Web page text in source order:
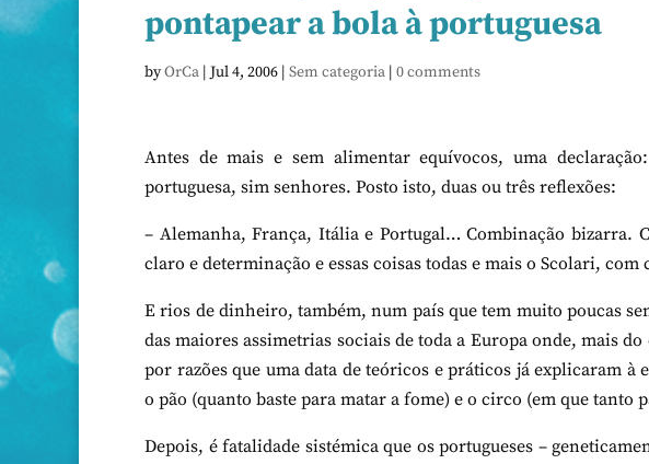
pontapear a bola à portuguesa
byOrCa | Jul 4, 2006 | Sem categoria | 0 comments
Antes de mais e sem alimentar equívocos, uma
portuguesa, sim senhores. Posto isto, duas ou três reflexões:
– Alemanha, França, Itália e Portugal… Combinação bizarra.
claro e determinação e essas coisas todas e mais o Scolari, com
E rios de dinheiro, também, num país que tem muito poucas
das maiores assimetrias sociais de toda a Europa onde, mais
por razões que uma data de teóricos e práticos já explicaram à
o pão (quanto baste para matar a fome) e o circo (em que tanto
Depois, é fatalidade sistémica que os portugueses –